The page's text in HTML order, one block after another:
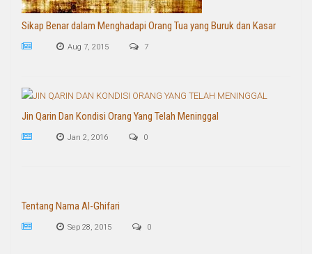
Sikap Benar dalam Menghadapi Orang Tua yang Buruk dan Kasar
Aug 7, 2015 7
Jin Qarin Dan Kondisi Orang Yang Telah Meninggal
Jan 2, 2016 0
Tentang Nama Al-Ghifari
Sep 28, 2015 0